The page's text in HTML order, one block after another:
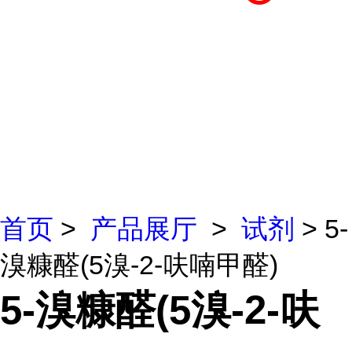
首页 > 产品展厅 > 试剂 > 5-
溴糠醛(5溴-2-呋喃甲醛)
5-溴糠醛(5溴-2-呋